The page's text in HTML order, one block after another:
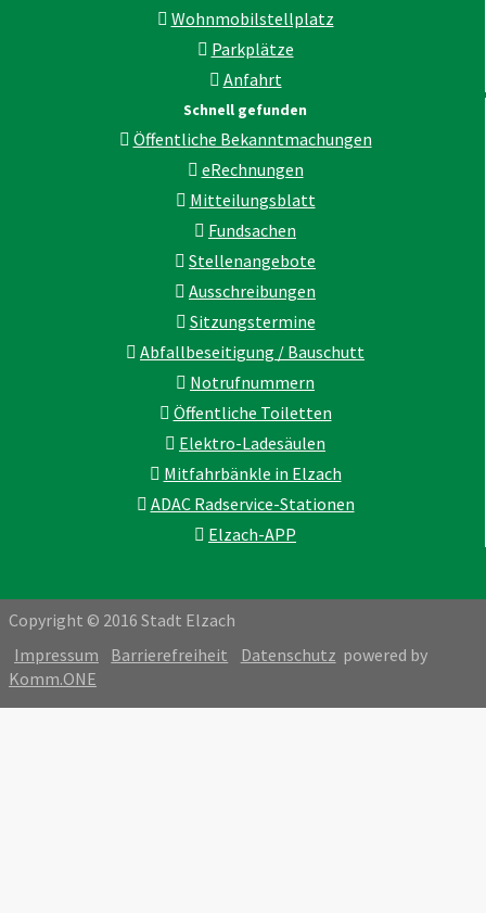
Wohnmobilstellplatz
Parkplätze
Anfahrt
Schnell gefunden
Öffentliche Bekanntmachungen
eRechnungen
Mitteilungsblatt
Fundsachen
Stellenangebote
Ausschreibungen
Sitzungstermine
Abfallbeseitigung / Bauschutt
Notrufnummern
Öffentliche Toiletten
Elektro-Ladesäulen
Mitfahrbänkle in Elzach
ADAC Radservice-Stationen
Elzach-APP
Copyright © 2016 Stadt Elzach
Impressum
Barrierefreiheit Datenschutz powered by
Komm.ONE